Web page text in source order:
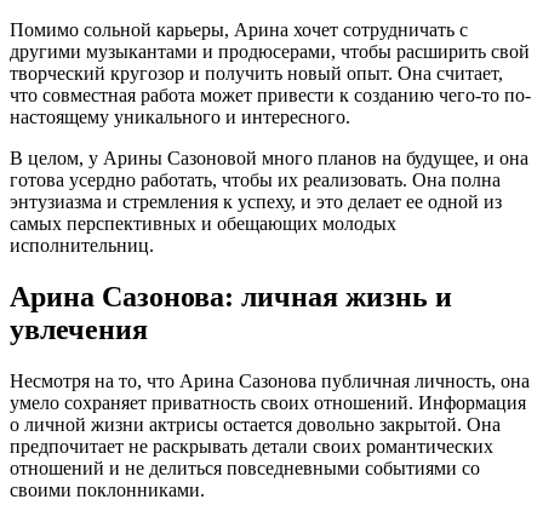
Помимо сольной карьеры, Арина хочет сотрудничать с
другими музыкантами и продюсерами, чтобы расширить свой
творческий кругозор и получить новый опыт. Она считает,
что совместная работа может привести к созданию чего-то по-
настоящему уникального и интересного.
В целом, у Арины Сазоновой много планов на будущее, и она
готова усердно работать, чтобы их реализовать. Она полна
энтузиазма и стремления к успеху, и это делает ее одной из
самых перспективных и обещающих молодых
исполнительниц.
Арина Сазонова: личная жизнь и
увлечения
Несмотря на то, что Арина Сазонова публичная личность, она
умело сохраняет приватность своих отношений. Информация
о личной жизни актрисы остается довольно закрытой. Она
предпочитает не раскрывать детали своих романтических
отношений и не делиться повседневными событиями со
своими поклонниками.